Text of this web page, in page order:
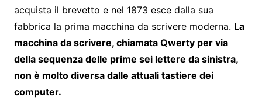
acquista il brevetto e nel 1873 esce dalla sua
fabbrica la prima macchina da scrivere moderna. La
macchina da scrivere, chiamata Qwerty per via
della sequenza delle prime sei lettere da sinistra,
non è molto diversa dalle attuali tastiere dei
computer.